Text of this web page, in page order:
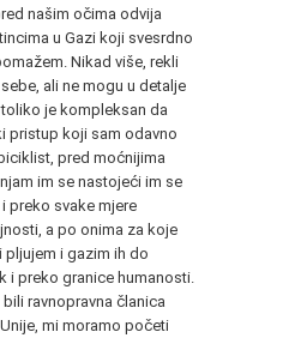
našim očima odvija
u Gazi koji svesrdno
Nikad više, rekli
ali ne mogu u detalje
je kompleksan da
pristup koji sam odavno
pred moćnijima
im se nastojeći im se
preko svake mjere
a po onima za koje
i gazim ih do
i preko granice humanosti.
ravnopravna članica
mi moramo početi